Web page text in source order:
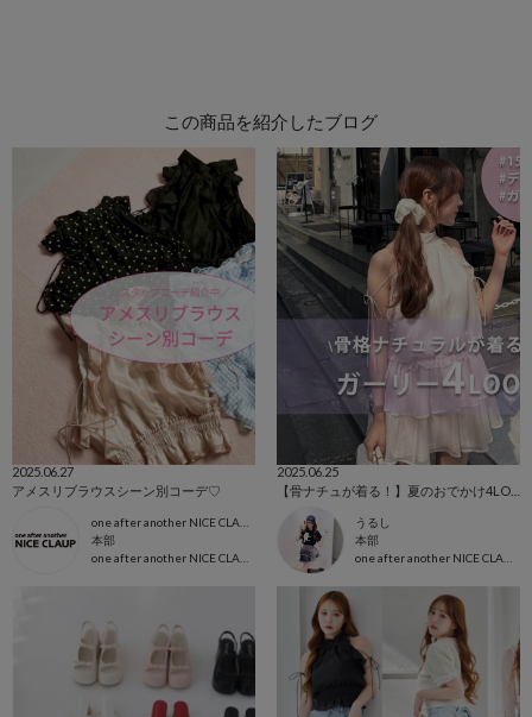
この商品を紹介したブログ
2025.06.27
アメスリブラウスシーン別コーデ♡
本部
2025.06.25
【骨ナチュが着る！】夏のおでかけ4LOOK♡
うるし
本部